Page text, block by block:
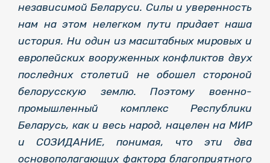
независимой Беларуси. Силы и уверенность
нам на этом нелегком пути придает наша
история. Ни один из масштабных мировых и
европейских вооруженных конфликтов двух
последних столетий не обошел стороной
белорусскую землю. Поэтому военно-
промышленный комплекс Республики
Беларусь, как и весь народ, нацелен на МИР
и СОЗИДАНИЕ, понимая, что эти два
основополагающих фактора благоприятного